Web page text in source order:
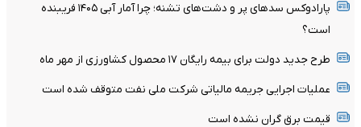
پارادوکس سدهای پر و دشت‌های تشنه؛ چرا آمار آبی ۱۴۰۵ فریبنده
است؟
طرح جدید دولت برای بیمه رایگان ۱۷ محصول کشاورزی از مهر ماه
عملیات اجرایی جریمه مالیاتی شرکت ملی نفت متوقف شده است
قیمت برق گران نشده است